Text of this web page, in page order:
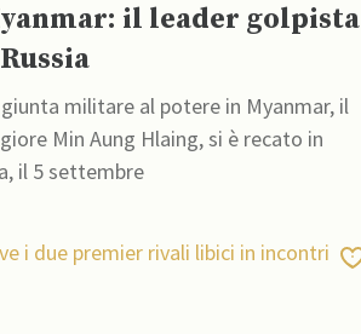
il leader golpista
militare al potere in Myanmar, il
Min Aung Hlaing, si è recato in
il 5 settembre